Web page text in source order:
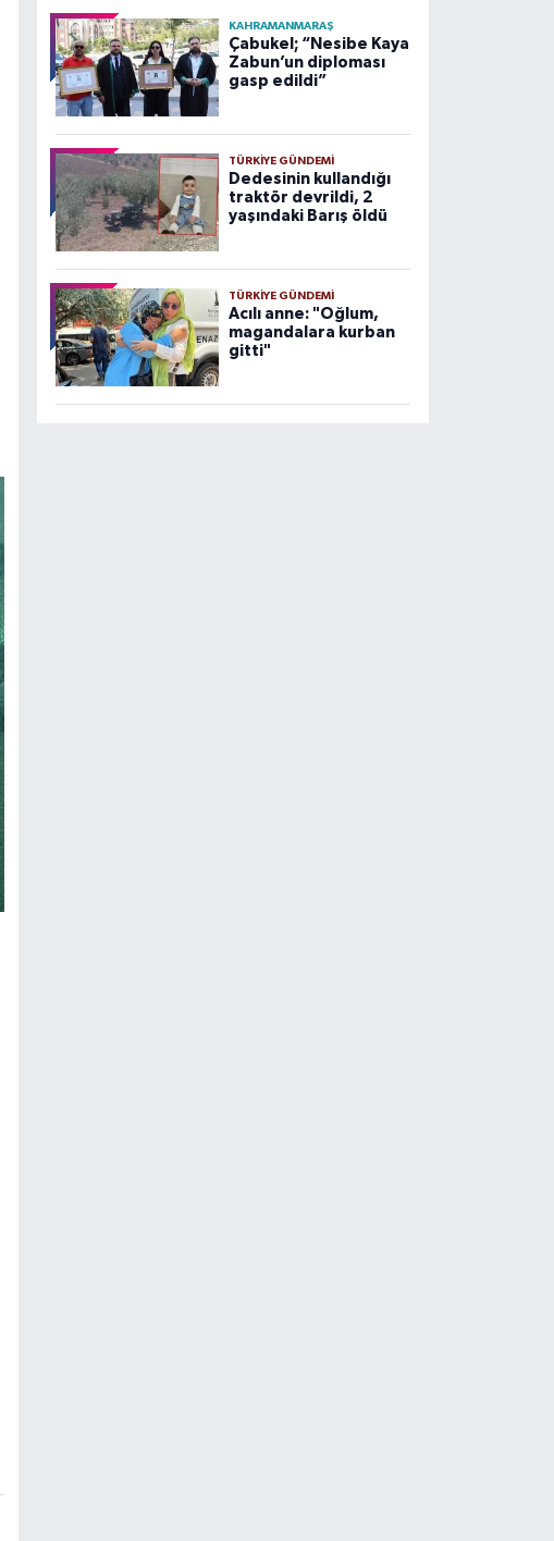
KAHRAMANMARAŞ
Çabukel; “Nesibe Kaya
Zabun’un diploması
gasp edildi”
TÜRKIYE GÜNDEMI
Dedesinin kullandığı
traktör devrildi, 2
yaşındaki Barış öldü
TÜRKIYE GÜNDEMI
Acılı anne: "Oğlum,
magandalara kurban
gitti"